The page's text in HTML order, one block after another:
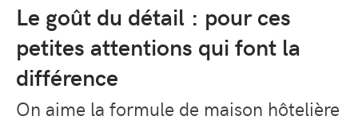
Le goût du détail : pour ces
petites attentions qui font la
différence
On aime la formule de maison hôtelière